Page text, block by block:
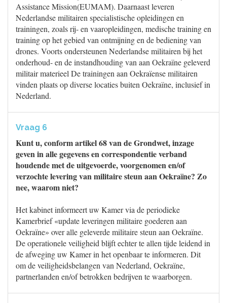
Assistance Mission(EUMAM). Daarnaast leveren
Nederlandse militairen specialistische opleidingen en
trainingen, zoals rij- en vaaropleidingen, medische training en
training op het gebied van ontmijning en de bediening van
drones. Voorts ondersteunen Nederlandse militairen bij het
onderhoud- en de instandhouding van aan Oekraïne geleverd
militair materieel De trainingen aan Oekraïense militairen
vinden plaats op diverse locaties buiten Oekraïne, inclusief in
Nederland.
Vraag 6
Kunt u, conform artikel 68 van de Grondwet, inzage
geven in alle gegevens en correspondentie verband
houdende met de uitgevoerde, voorgenomen en/of
verzochte levering van militaire steun aan Oekraïne? Zo
nee, waarom niet?
Het kabinet informeert uw Kamer via de periodieke
Kamerbrief «update leveringen militaire goederen aan
Oekraïne» over alle geleverde militaire steun aan Oekraïne.
De operationele veiligheid blijft echter te allen tijde leidend in
de afweging uw Kamer in het openbaar te informeren. Dit
om de veiligheidsbelangen van Nederland, Oekraïne,
partnerlanden en/of betrokken bedrijven te waarborgen.